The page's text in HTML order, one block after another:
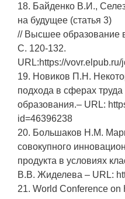
18. Байденко В.И.,
на будущее (статья 3)
// Высшее образование
С. 120-132.
URL:https://
19. Новиков П.Н.
подхода в сферах
образования.– URL:
id=46396238
20. Большаков Н.М.
совокупного
продукта в условиях
В.В. Жиделева – URL:
21. World Conference